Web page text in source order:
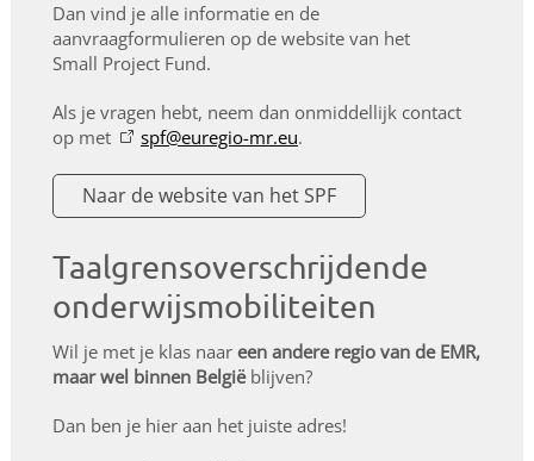
Dan vind je alle informatie en de
aanvraagformulieren op de website van het
Small Project Fund.
Als je vragen hebt, neem dan onmiddellijk contact
op met
spf@euregio-mr.eu.
Naar de website van het SPF
Taalgrensoverschrijdende
onderwijsmobiliteiten
Wil je met je klas naar een andere regio van de EMR,
maar wel binnen België blijven?
Dan ben je hier aan het juiste adres!